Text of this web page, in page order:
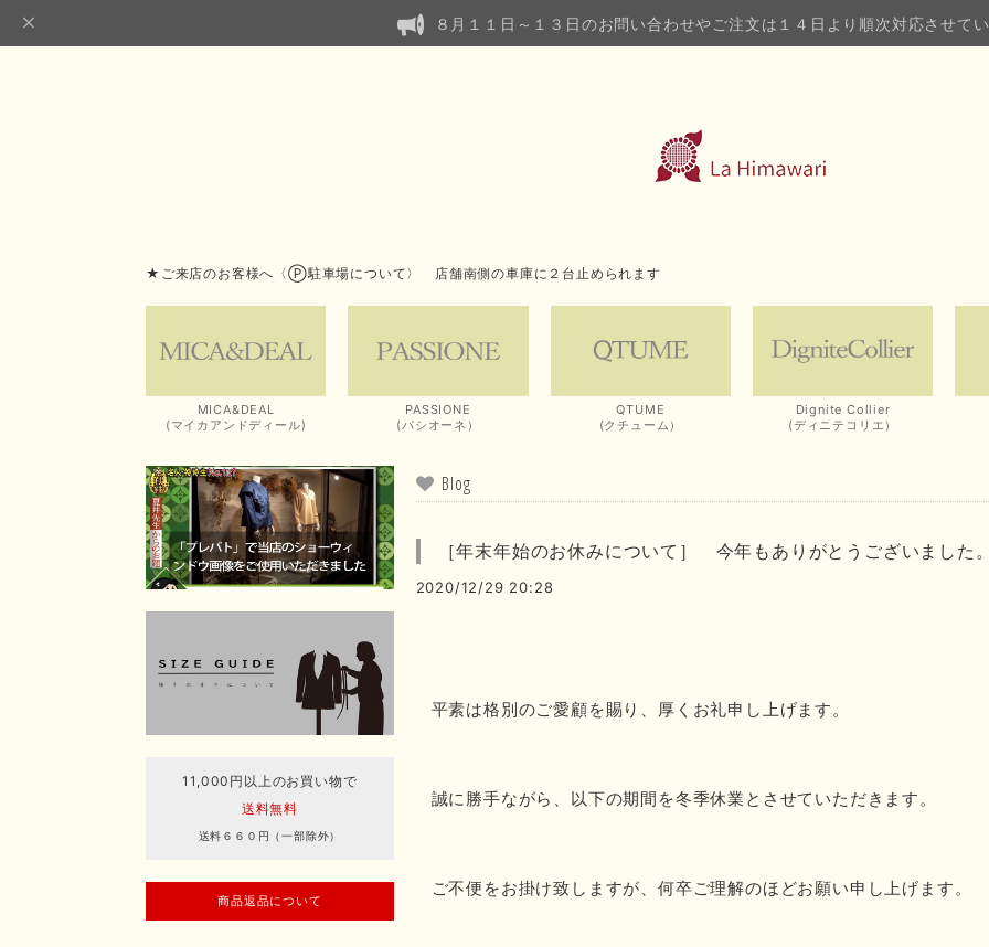
８月１１日～１３日のお問い合わせやご注文は１４日より順次対応させて
★ご来店のお客様へ〈Ⓟ駐車場について〉 店舗南側の車庫に２台止められます
MICA&DEAL
(マイカアンドディール)
PASSIONE
(パシオーネ）
QTUME
(クチューム）
Dignite Collier
(ディニテコリエ）
11,000円以上のお買い物で
送料無料
送料６６０円（一部除外）
商品返品について
Blog
［年末年始のお休みについて］ 今年もありがとうございました
2020/12/29 20:28
平素は格別のご愛顧を賜り、厚くお礼申し上げます。
誠に勝手ながら、以下の期間を冬季休業とさせていただきます。
ご不便をお掛け致しますが、何卒ご理解のほどお願い申し上げます。